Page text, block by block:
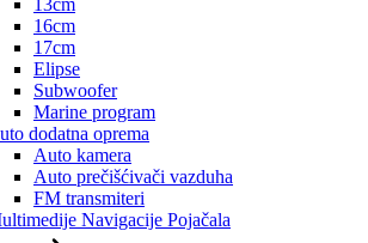
13cm
16cm
17cm
Elipse
Subwoofer
Marine program
dodatna oprema
Auto kamera
Auto prečišćivači vazduha
FM transmiteri
Navigacije Pojačala